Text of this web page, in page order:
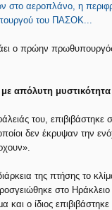
στο αεροπλάνο, η
του ΠΑΣΟΚ...
ο πρώην
με απόλυτη
του, επιβιβάστηκε
δεν έκρυψαν την
της πτήσης το
στο Ηράκλειο οι
ο ίδιος